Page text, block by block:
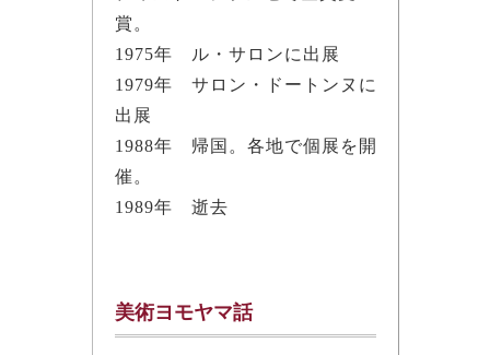
賞。
1975年 ル・サロンに出展
1979年 サロン・ドートンヌに
出展
1988年 帰国。各地で個展を開
催。
1989年 逝去
美術ヨモヤマ話